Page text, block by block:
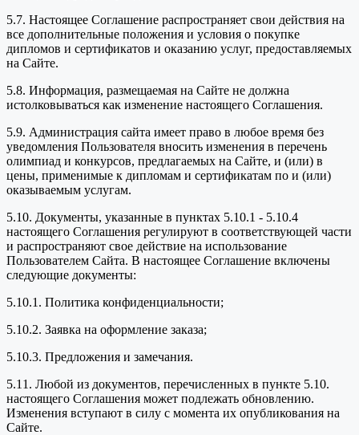
5.7. Настоящее Соглашение распространяет свои действия на
все дополнительные положения и условия о покупке
дипломов и сертификатов и оказанию услуг, предоставляемых
на Сайте.
5.8. Информация, размещаемая на Сайте не должна
истолковываться как изменение настоящего Соглашения.
5.9. Администрация сайта имеет право в любое время без
уведомления Пользователя вносить изменения в перечень
олимпиад и конкурсов, предлагаемых на Сайте, и (или) в
цены, применимые к дипломам и сертификатам по и (или)
оказываемым услугам.
5.10. Документы, указанные в пунктах 5.10.1 - 5.10.4
настоящего Соглашения регулируют в соответствующей части
и распространяют свое действие на использование
Пользователем Сайта. В настоящее Соглашение включены
следующие документы:
5.10.1. Политика конфиденциальности;
5.10.2. Заявка на оформление заказа;
5.10.3. Предложения и замечания.
5.11. Любой из документов, перечисленных в пункте 5.10.
настоящего Соглашения может подлежать обновлению.
Изменения вступают в силу с момента их опубликования на
Сайте.